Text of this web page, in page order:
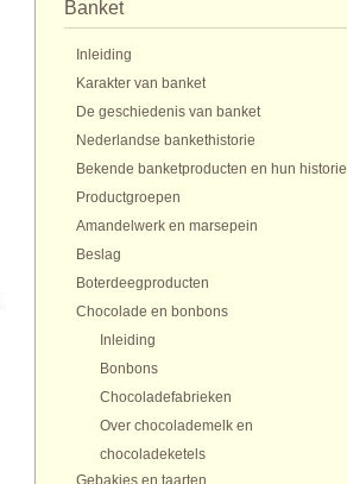
Banket
Inleiding
Karakter van banket
De geschiedenis van banket
Nederlandse bankethistorie
Bekende banketproducten en hun historie
Productgroepen
Amandelwerk en marsepein
Beslag
Boterdeegproducten
Chocolade en bonbons
Inleiding
Bonbons
Chocoladefabrieken
Over chocolademelk en
chocoladeketels
Gebakjes en taarten